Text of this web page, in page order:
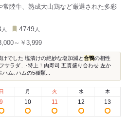
常陸牛、熟成大山鶏など厳選された多彩
人 4749 人
～￥3,999
けでした 塩漬けの絶妙な塩加減と合鴨の相性
サラダ...･特上！肉寿司 五貫盛り合わせ 左か
ハム､ハムの5種類...
日
9
月
10
火
11
水
12
木
13